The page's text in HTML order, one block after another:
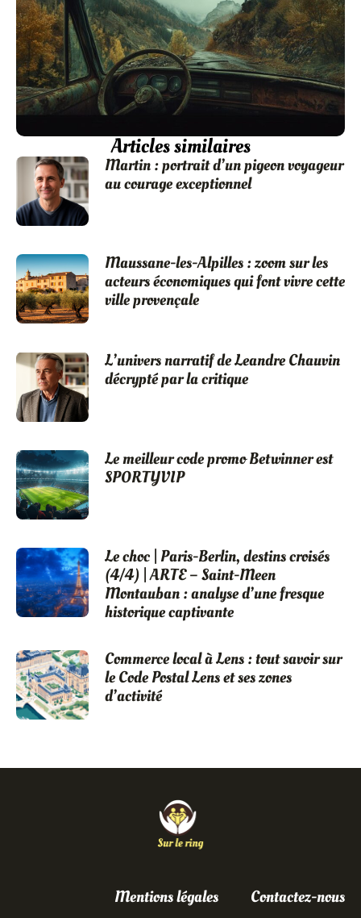
Articles similaires
Martin : portrait d’un pigeon voyageur
au courage exceptionnel
Maussane-les-Alpilles : zoom sur les
acteurs économiques qui font vivre cette
ville provençale
L’univers narratif de Leandre Chauvin
décrypté par la critique
Le meilleur code promo Betwinner est
SPORTYVIP
Le choc | Paris-Berlin, destins croisés
(4/4) | ARTE – Saint-Meen
Montauban : analyse d’une fresque
historique captivante
Commerce local à Lens : tout savoir sur
le Code Postal Lens et ses zones
d’activité
Mentions légales Contactez-nous